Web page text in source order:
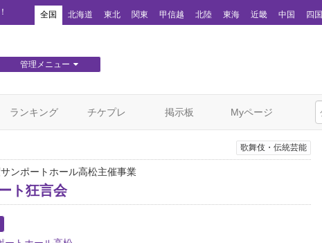
全国 北海道 東北 関東 甲信越 北陸 東海 近畿 中国 四国
管理メニュー
ランキング チケプレ 掲示板 Myページ
歌舞伎・伝統芸能
ンポートホール高松主催事業
ト狂言会